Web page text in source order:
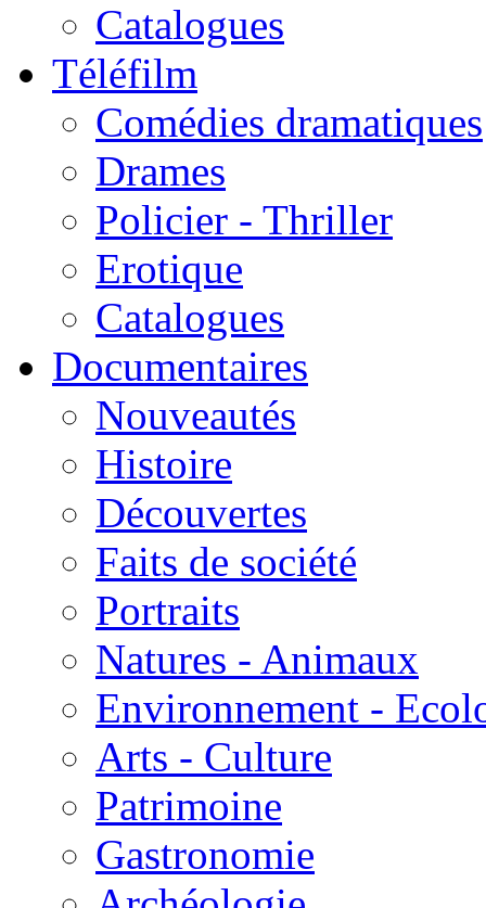
Catalogues
Téléfilm
Comédies dramatiques
Drames
Policier - Thriller
Erotique
Catalogues
Documentaires
Nouveautés
Histoire
Découvertes
Faits de société
Portraits
Natures - Animaux
Environnement -
Arts - Culture
Patrimoine
Gastronomie